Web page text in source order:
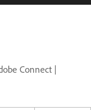
Connect |